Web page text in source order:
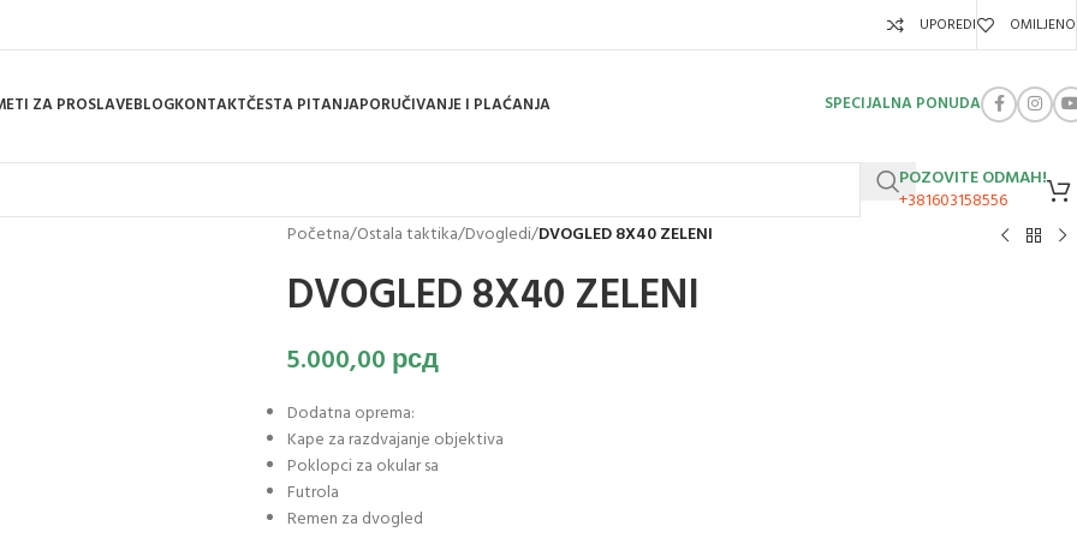
UPOREDI OMILJENO
ZA PROSLAVEBLOGKONTAKTČESTA PITANJAPORUČIVANJE I PLAĆANJA SPECIJALNA PONUDA
POZOVITE ODMAH!
+381603158556
Početna/Ostala taktika/Dvogledi/DVOGLED 8X40 ZELENI
DVOGLED 8X40 ZELENI
5.000,00 рсд
Dodatna oprema:
Kape za razdvajanje objektiva
Poklopci za okular sa
Futrola
Remen za dvogled